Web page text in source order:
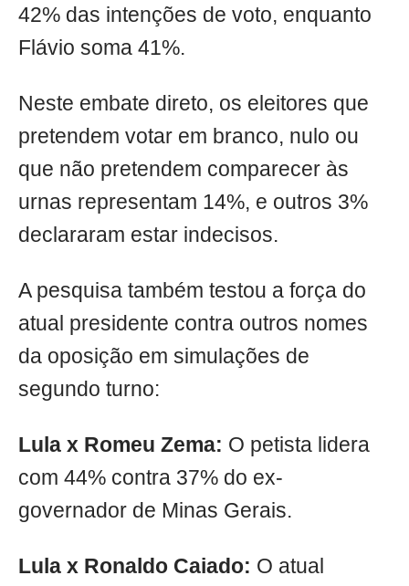
42% das intenções de voto, enquanto
Flávio soma 41%.
Neste embate direto, os eleitores que
pretendem votar em branco, nulo ou
que não pretendem comparecer às
urnas representam 14%, e outros 3%
declararam estar indecisos.
A pesquisa também testou a força do
atual presidente contra outros nomes
da oposição em simulações de
segundo turno:
Lula x Romeu Zema: O petista lidera
com 44% contra 37% do ex-
governador de Minas Gerais.
Lula x Ronaldo Caiado: O atual